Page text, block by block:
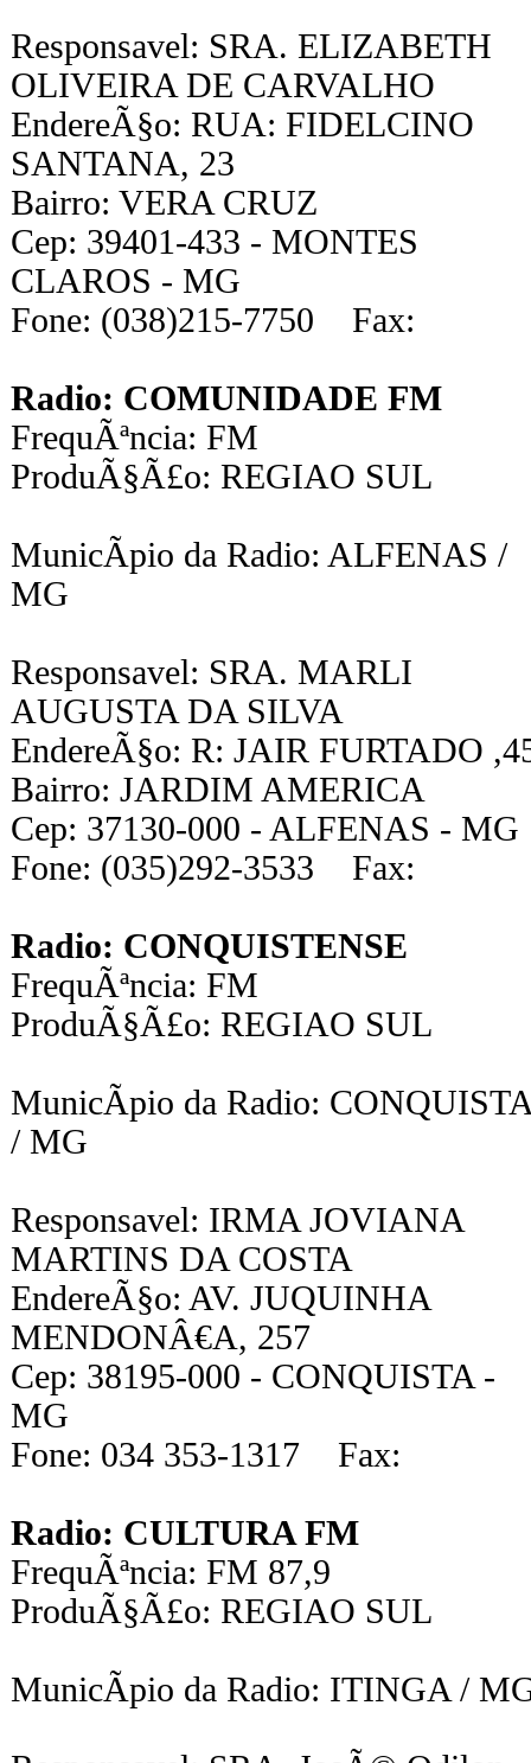
Responsavel: SRA. ELIZABETH
OLIVEIRA DE CARVALHO
EndereÃ§o: RUA: FIDELCINO
SANTANA, 23
Bairro: VERA CRUZ
Cep: 39401-433 - MONTES
CLAROS - MG
Fone: (038)215-7750 Fax:
Radio: COMUNIDADE FM
FrequÃªncia: FM
ProduÃ§Ã£o: REGIAO SUL
MunicÃ­pio da Radio: ALFENAS /
MG
Responsavel: SRA. MARLI
AUGUSTA DA SILVA
EndereÃ§o: R: JAIR FURTADO
Bairro: JARDIM AMERICA
Cep: 37130-000 - ALFENAS - MG
Fone: (035)292-3533 Fax:
Radio: CONQUISTENSE
FrequÃªncia: FM
ProduÃ§Ã£o: REGIAO SUL
MunicÃ­pio da Radio: CONQUISTA
/ MG
Responsavel: IRMA JOVIANA
MARTINS DA COSTA
EndereÃ§o: AV. JUQUINHA
MENDONÂ€A, 257
Cep: 38195-000 - CONQUISTA -
MG
Fone: 034 353-1317 Fax:
Radio: CULTURA FM
FrequÃªncia: FM 87,9
ProduÃ§Ã£o: REGIAO SUL
MunicÃ­pio da Radio: ITINGA /